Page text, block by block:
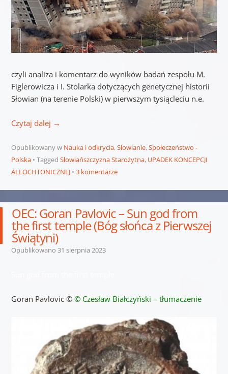
czyli analiza i komentarz do wyników badań zespołu M.
Figlerowicza i I. Stolarka dotyczących genetycznej historii
Słowian (na terenie Polski) w pierwszym tysiącleciu n.e.
Czytaj dalej →
Opublikowany w Nauka i odkrycia,Słowianie,Społeczeństwo -
Polska
Tagged Słowiańszczyzna Starożytna, UPADEK KONCEPCJI
ALLOCHTONICZNEJ
3 komentarze
OEC: Goran Pavlovic – Sun god from
the first temple (Bóg słońca z Pierwszej
Świątyni)
Opublikowano 31 sierpnia 2023
Goran Pavlovic © © Czesław Białczyński – tłumaczenie